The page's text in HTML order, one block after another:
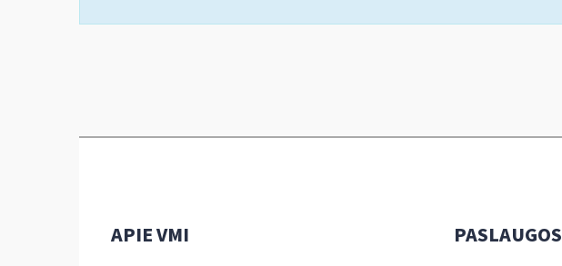
APIE VMI PASLAUGOS